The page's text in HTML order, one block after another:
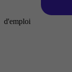
d'emploi